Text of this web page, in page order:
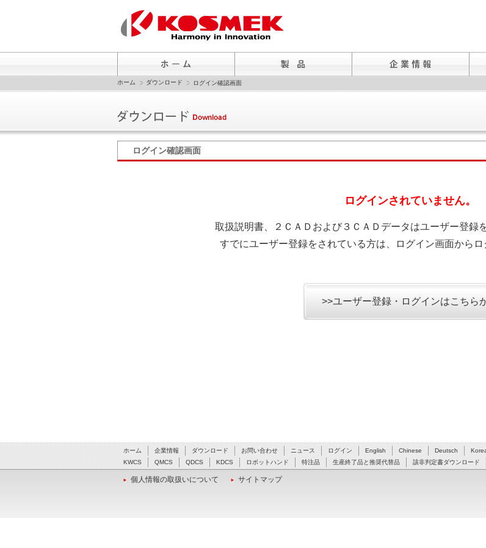
ホーム ダウンロード ログイン確認画面
ログイン確認画面
ログインされていません。
取扱説明書、２ＣＡＤおよび３ＣＡＤデータはユーザー登録
すでにユーザー登録をされている方は、ログイン画面からロ
>>ユーザー登録・ログインはこちら
ホーム 企業情報 ダウンロード お問い合わせ ニュース ログイン English Chinese Deutsch
KWCS
QMCS QDCS KDCS ロボットハンド 特注品 生産終了品と推奨代替品 該非判定書ダウンロード
個人情報の取扱いについて サイトマップ